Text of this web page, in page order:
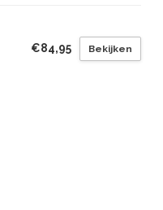
€84,95 Bekijken